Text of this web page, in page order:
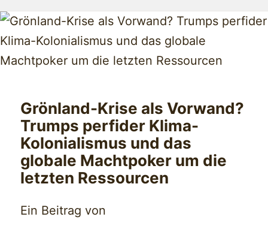
Grönland-Krise als Vorwand?
Trumps perfider Klima-
Kolonialismus und das
globale Machtpoker um die
letzten Ressourcen
Ein Beitrag von